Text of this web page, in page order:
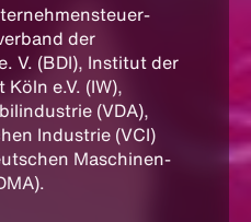
der
V. (BDI), Institut der
e.V. (IW),
(VDA),
Industrie (VCI)
Maschinen-